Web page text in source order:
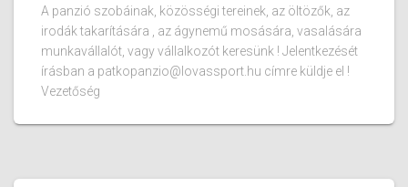
A panzió szobáinak, közösségi tereinek, az öltözők, az
irodák takarítására , az ágynemű mosására, vasalására
munkavállalót, vagy vállalkozót keresünk ! Jelentkezését
írásban a patkopanzio@lovassport.hu címre küldje el !
Vezetőség